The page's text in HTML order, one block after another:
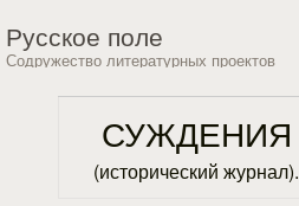
Русское поле
Содружество литературных проектов
СУЖДЕНИЯ
(исторический журнал).